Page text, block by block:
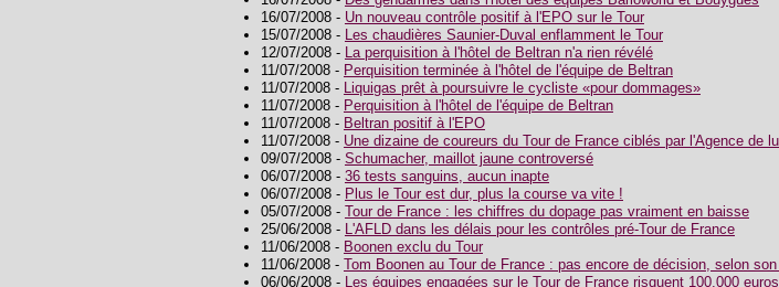
16/07/2008 - Un nouveau contrôle positif à l'EPO sur le Tour
15/07/2008 - Les chaudières Saunier-Duval enflamment le Tour
12/07/2008 - La perquisition à l'hôtel de Beltran n'a rien révélé
11/07/2008 - Perquisition terminée à l'hôtel de l'équipe de Beltran
11/07/2008 - Liquigas prêt à poursuivre le cycliste «pour dommages»
11/07/2008 - Perquisition à l'hôtel de l'équipe de Beltran
11/07/2008 - Beltran positif à l'EPO
11/07/2008 - Une dizaine de coureurs du Tour de France ciblés par l'Agence de
09/07/2008 - Schumacher, maillot jaune controversé
06/07/2008 - 36 tests sanguins, aucun inapte
06/07/2008 - Plus le Tour est dur, plus la course va vite !
05/07/2008 - Tour de France : les chiffres du dopage pas vraiment en baisse
25/06/2008 - L'AFLD dans les délais pour les contrôles pré-Tour de France
11/06/2008 - Boonen exclu du Tour
11/06/2008 - Tom Boonen au Tour de France : pas encore de décision, selon
06/06/2008 - Les équipes engagées sur le Tour de France risquent 100.000